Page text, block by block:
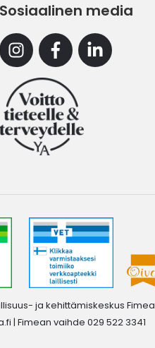
Sosiaalinen media
InstagramFacebookLinkedin
ja kehittämiskeskus Fimea
| Fimean vaihde 029 522 3341